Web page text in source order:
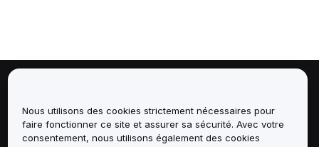
Services
Nous utilisons des cookies strictement nécessaires pour
faire fonctionner ce site et assurer sa sécurité. Avec votre
consentement, nous utilisons également des cookies